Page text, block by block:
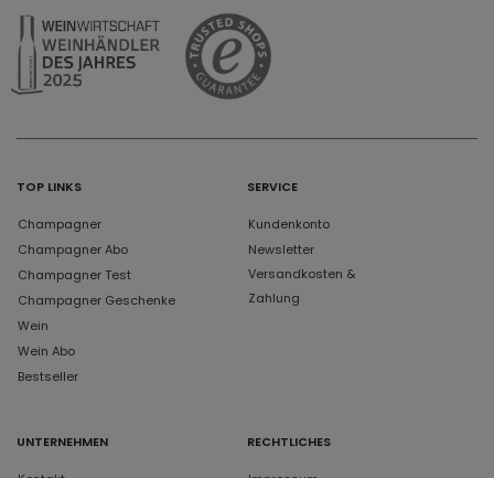
TOP LINKS
Champagner
Champagner Abo
Champagner Test
Champagner Geschenke
Wein
Wein Abo
Bestseller
SERVICE
Kundenkonto
Newsletter
Versandkosten &
Zahlung
UNTERNEHMEN RECHTLICHES